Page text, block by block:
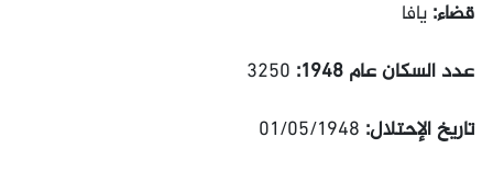
قضاء: يافا
عدد السكان عام 1948:
تاريخ الإحتلال: